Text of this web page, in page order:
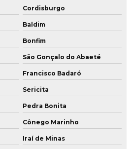
Cordisburgo
Baldim
Bonfim
São Gonçalo do Abaeté
Francisco Badaró
Sericita
Pedra Bonita
Cônego Marinho
Iraí de Minas